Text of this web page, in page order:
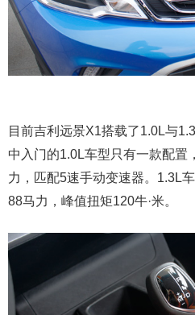
目前吉利远景X1搭载了1.0L与
中入门的1.0L车型只有一款配置
力，匹配5速手动变速器。1.3L
88马力，峰值扭矩120牛·米。